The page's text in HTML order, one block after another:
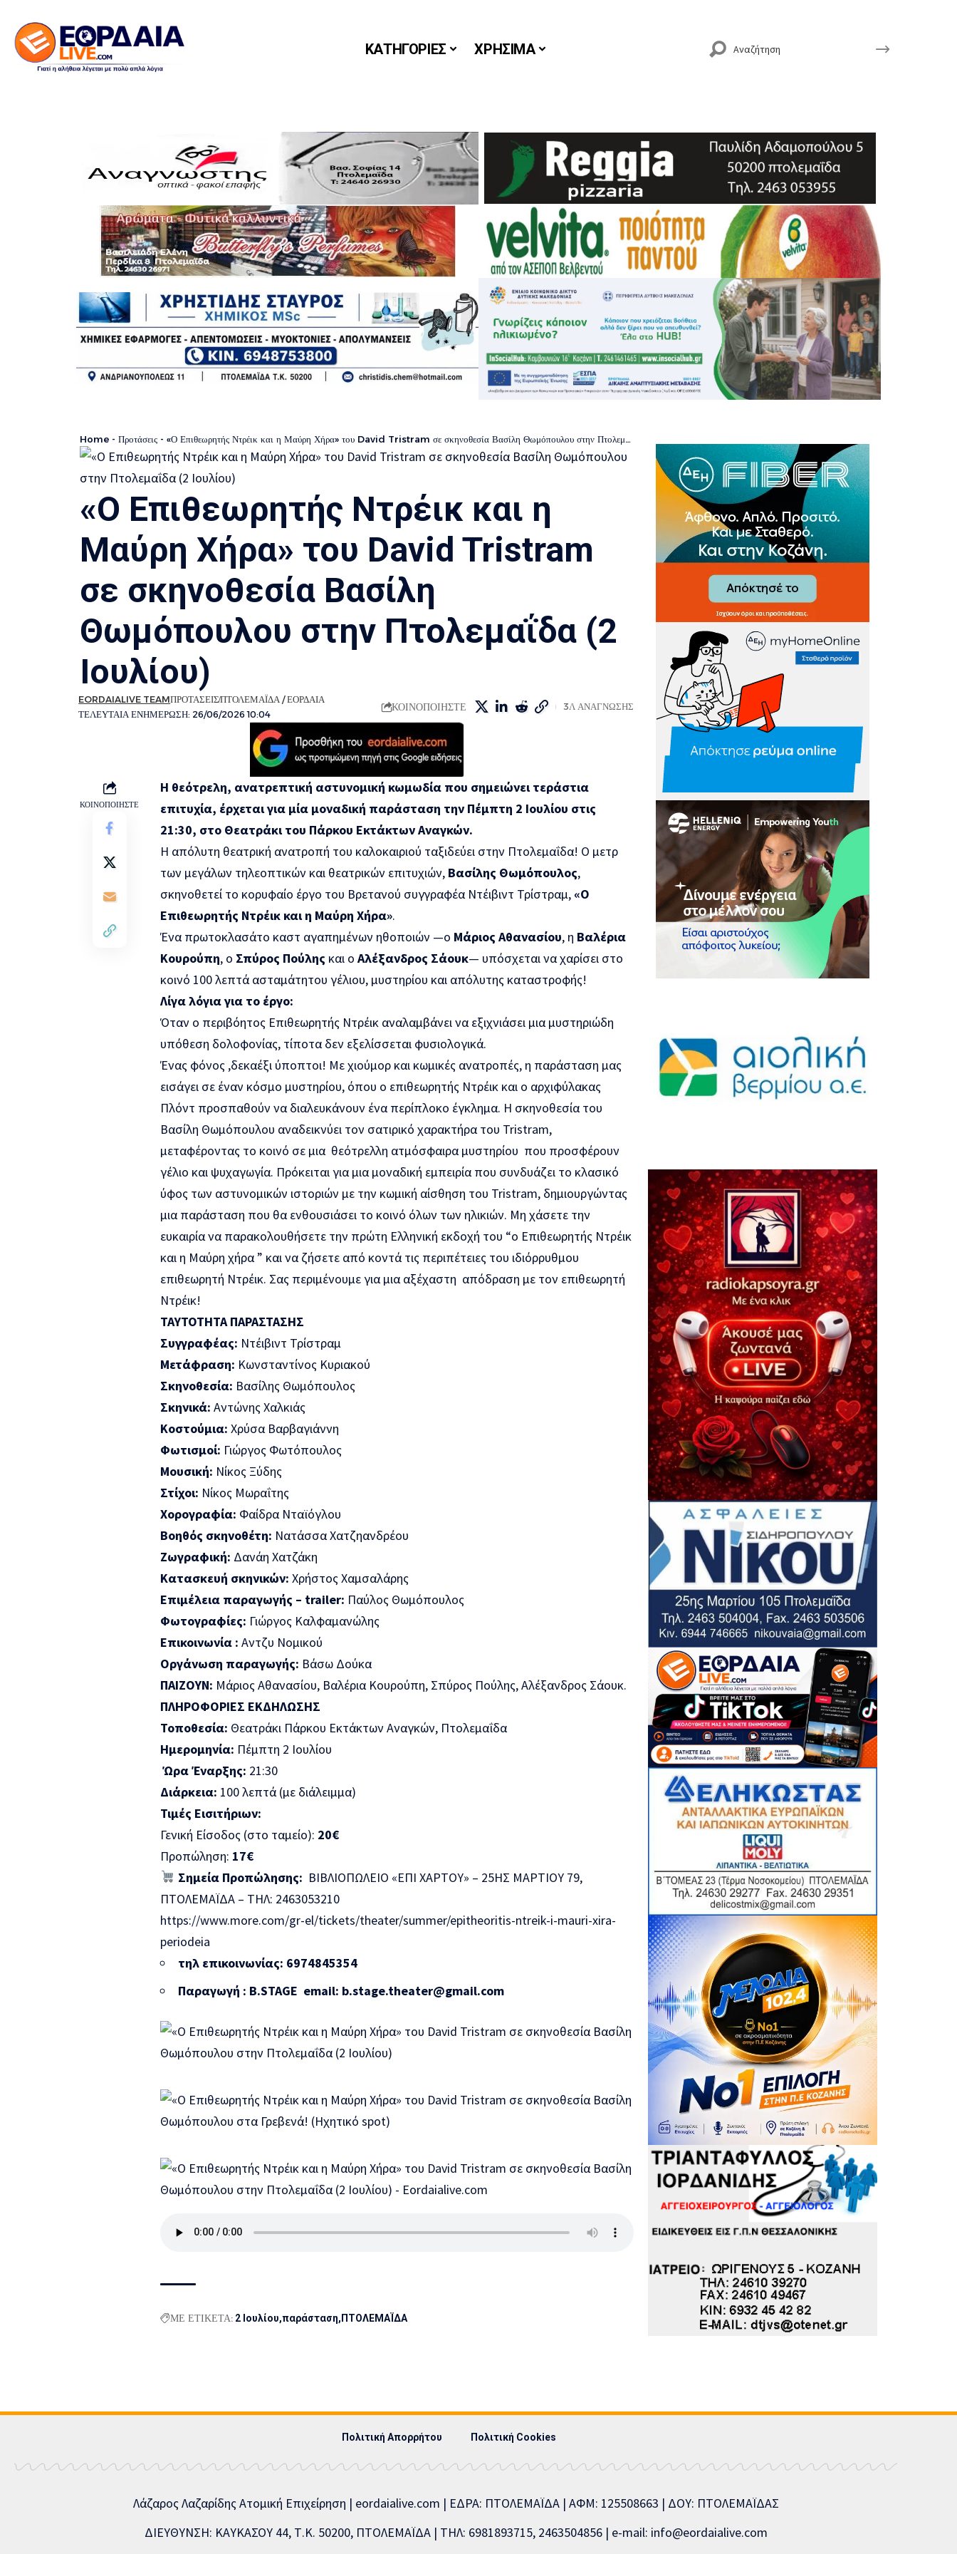
ΚΑΤΗΓΟΡΙΕΣ ΧΡΗΣΙΜΑ
Home - Προτάσεις - «Ο Επιθεωρητής Ντρέικ και η Μαύρη Χήρα» του David Tristram σε σκηνοθεσία Βασίλη Θωμόπουλου στην Πτολεμαΐδα (2 Ιουλίου)
«Ο Επιθεωρητής Ντρέικ και η
Μαύρη Χήρα» του David Tristram
σε σκηνοθεσία Βασίλη
Θωμόπουλου στην Πτολεμαΐδα (2
Ιουλίου)
ΤΕΛΕΥΤΑΙΑ ΕΝΗΜΕΡΩΣΗ: 26/06/2026 10:04
EORDAIALIVE TEAMΠΡΟΤΑΣΕΙΣΠΤΟΛΕΜΑΪΔΑ / ΕΟΡΔΑΙΑ
ΚΟΙΝΟΠΟΙΗΣΤΕ 3Λ ΑΝΑΓΝΩΣΗΣ
ΚΟΙΝΟΠΟΙΗΣΤΕ
Η θεότρελη, ανατρεπτική αστυνομική κωμωδία που σημειώνει τεράστια
επιτυχία, έρχεται για μία μοναδική παράσταση την Πέμπτη 2 Ιουλίου στις
21:30, στο Θεατράκι του Πάρκου Εκτάκτων Αναγκών.
Η απόλυτη θεατρική ανατροπή του καλοκαιριού ταξιδεύει στην Πτολεμαΐδα! Ο μετρ
των μεγάλων τηλεοπτικών και θεατρικών επιτυχιών, Βασίλης Θωμόπουλος,
σκηνοθετεί το κορυφαίο έργο του Βρετανού συγγραφέα Ντέιβιντ Τρίστραμ, «Ο
Επιθεωρητής Ντρέικ και η Μαύρη Χήρα».
Ένα πρωτοκλασάτο καστ αγαπημένων ηθοποιών —ο Μάριος Αθανασίου, η Βαλέρια
Κουρούπη, ο Σπύρος Πούλης και ο Αλέξανδρος Σάουκ— υπόσχεται να χαρίσει στο
κοινό 100 λεπτά ασταμάτητου γέλιου, μυστηρίου και απόλυτης καταστροφής!
Λίγα λόγια για το έργο:
Όταν ο περιβόητος Επιθεωρητής Ντρέικ αναλαμβάνει να εξιχνιάσει μια μυστηριώδη
υπόθεση δολοφονίας, τίποτα δεν εξελίσσεται φυσιολογικά.
Ένας φόνος ,δεκαέξι ύποπτοι! Με χιούμορ και κωμικές ανατροπές, η παράσταση μας
εισάγει σε έναν κόσμο μυστηρίου, όπου ο επιθεωρητής Ντρέικ και ο αρχιφύλακας
Πλόντ προσπαθούν να διαλευκάνουν ένα περίπλοκο έγκλημα. Η σκηνοθεσία του
Βασίλη Θωμόπουλου αναδεικνύει τον σατιρικό χαρακτήρα του Tristram,
μεταφέροντας το κοινό σε μια θεότρελλη ατμόσφαιρα μυστηρίου που προσφέρουν
γέλιο και ψυχαγωγία. Πρόκειται για μια μοναδική εμπειρία που συνδυάζει το κλασικό
ύφος των αστυνομικών ιστοριών με την κωμική αίσθηση του Tristram, δημιουργώντας
μια παράσταση που θα ενθουσιάσει το κοινό όλων των ηλικιών. Μη χάσετε την
ευκαιρία να παρακολουθήσετε την πρώτη Ελληνική εκδοχή του “ο Επιθεωρητής Ντρέικ
και η Μαύρη χήρα ” και να ζήσετε από κοντά τις περιπέτειες του ιδιόρρυθμου
επιθεωρητή Ντρέικ. Σας περιμένουμε για μια αξέχαστη απόδραση με τον επιθεωρητή
Ντρέικ!
ΤΑΥΤΟΤΗΤΑ ΠΑΡΑΣΤΑΣΗΣ
Συγγραφέας: Ντέιβιντ Τρίστραμ
Μετάφραση: Κωνσταντίνος Κυριακού
Σκηνοθεσία: Βασίλης Θωμόπουλος
Σκηνικά: Αντώνης Χαλκιάς
Κοστούμια: Χρύσα Βαρβαγιάννη
Φωτισμοί: Γιώργος Φωτόπουλος
Μουσική: Νίκος Ξύδης
Στίχοι: Νίκος Μωραΐτης
Χορογραφία: Φαίδρα Νταϊόγλου
Βοηθός σκηνοθέτη: Νατάσσα Χατζηανδρέου
Ζωγραφική: Δανάη Χατζάκη
Κατασκευή σκηνικών: Χρήστος Χαμσαλάρης
Επιμέλεια παραγωγής – trailer: Παύλος Θωμόπουλος
Φωτογραφίες: Γιώργος Καλφαμανώλης
Επικοινωνία : Αντζυ Νομικού
Οργάνωση παραγωγής: Βάσω Δούκα
ΠΑΙΖΟΥΝ: Μάριος Αθανασίου, Βαλέρια Κουρούπη, Σπύρος Πούλης, Αλέξανδρος Σάουκ.
ΠΛΗΡΟΦΟΡΙΕΣ ΕΚΔΗΛΩΣΗΣ
Τοποθεσία: Θεατράκι Πάρκου Εκτάκτων Αναγκών, Πτολεμαΐδα
Ημερομηνία: Πέμπτη 2 Ιουλίου
Ώρα Έναρξης: 21:30
Διάρκεια: 100 λεπτά (με διάλειμμα)
Τιμές Εισιτήριων:
Γενική Είσοδος (στο ταμείο): 20€
Προπώληση: 17€
Σημεία Προπώλησης: ΒΙΒΛΙΟΠΩΛΕΙΟ «ΕΠΙ ΧΑΡΤΟΥ» – 25ΗΣ ΜΑΡΤΙΟΥ 79,
ΠΤΟΛΕΜΑΪΔΑ – ΤΗΛ: 2463053210
https://www.more.com/gr-el/tickets/theater/summer/epitheoritis-ntreik-i-mauri-xira-
periodeia
τηλ επικοινωνίας: 6974845354
Παραγωγή : B.STAGE email: b.stage.theater@gmail.com
ΜΕ ΕΤΙΚΕΤΑ: 2 Ιουλίου παράσταση ΠΤΟΛΕΜΑΪΔΑ
Πολιτική Απορρήτου Πολιτική Cookies
Λάζαρος Λαζαρίδης Ατομική Επιχείρηση | eordaialive.com | ΕΔΡΑ: ΠΤΟΛΕΜΑΪΔΑ | ΑΦΜ: 125508663 | ΔΟΥ: ΠΤΟΛΕΜΑΪΔΑΣ
ΔΙΕΥΘΥΝΣΗ: ΚΑΥΚΑΣΟΥ 44, Τ.Κ. 50200, ΠΤΟΛΕΜΑΪΔΑ | ΤΗΛ: 6981893715, 2463504856 | e-mail: info@eordaialive.com